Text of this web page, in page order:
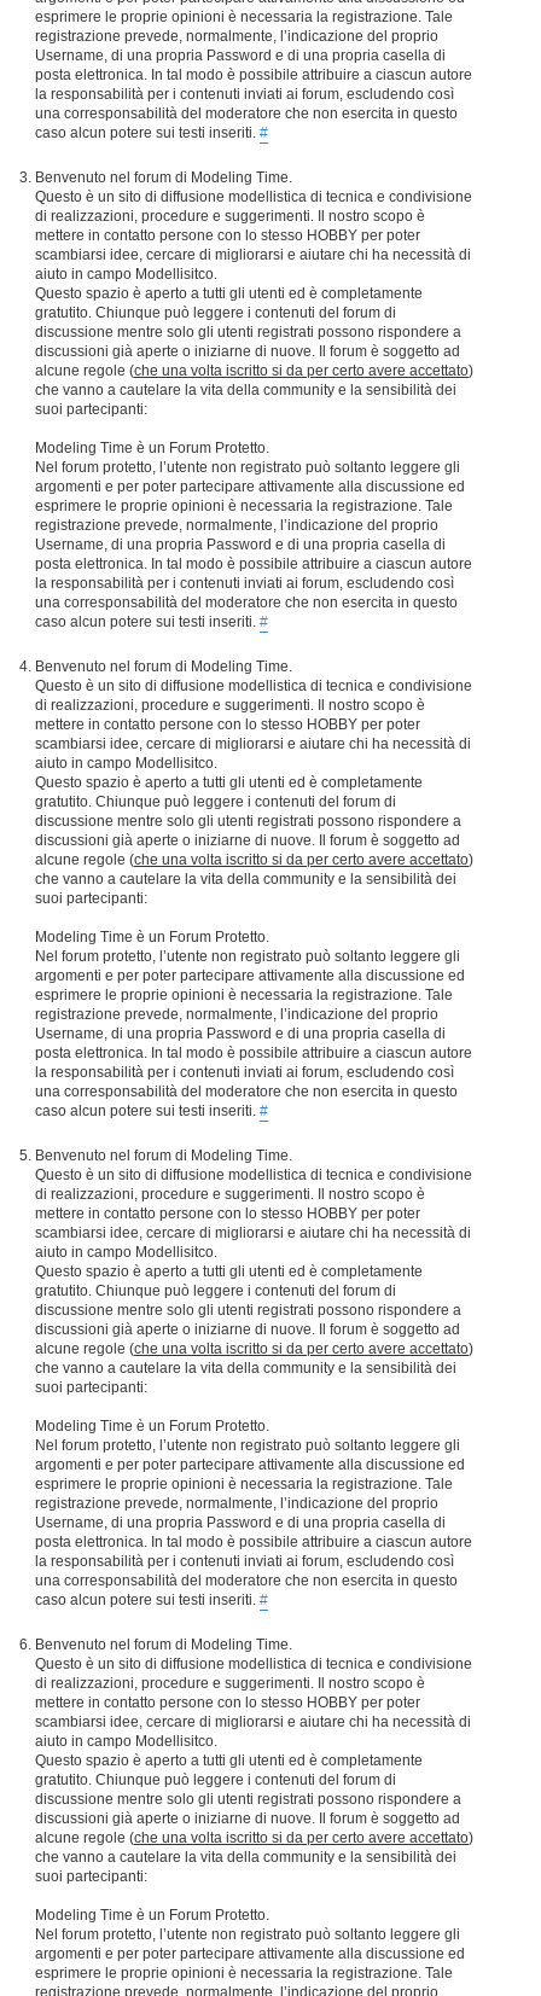
esprimere le proprie opinioni è necessaria la registrazione. Tale
registrazione prevede, normalmente, l’indicazione del proprio
Username, di una propria Password e di una propria casella di
posta elettronica. In tal modo è possibile attribuire a ciascun autore
la responsabilità per i contenuti inviati ai forum, escludendo così
una corresponsabilità del moderatore che non esercita in questo
caso alcun potere sui testi inseriti. #
Benvenuto nel forum di Modeling Time.
Questo è un sito di diffusione modellistica di tecnica e condivisione
di realizzazioni, procedure e suggerimenti. Il nostro scopo è
mettere in contatto persone con lo stesso HOBBY per poter
scambiarsi idee, cercare di migliorarsi e aiutare chi ha necessità di
aiuto in campo Modellisitco.
Questo spazio è aperto a tutti gli utenti ed è completamente
gratutito. Chiunque può leggere i contenuti del forum di
discussione mentre solo gli utenti registrati possono rispondere a
discussioni già aperte o iniziarne di nuove. Il forum è soggetto ad
alcune regole (che una volta iscritto si da per certo avere accettato)
che vanno a cautelare la vita della community e la sensibilità dei
suoi partecipanti:
Modeling Time è un Forum Protetto.
Nel forum protetto, l’utente non registrato può soltanto leggere gli
argomenti e per poter partecipare attivamente alla discussione ed
esprimere le proprie opinioni è necessaria la registrazione. Tale
registrazione prevede, normalmente, l’indicazione del proprio
Username, di una propria Password e di una propria casella di
posta elettronica. In tal modo è possibile attribuire a ciascun autore
la responsabilità per i contenuti inviati ai forum, escludendo così
una corresponsabilità del moderatore che non esercita in questo
caso alcun potere sui testi inseriti. #
Benvenuto nel forum di Modeling Time.
Questo è un sito di diffusione modellistica di tecnica e condivisione
di realizzazioni, procedure e suggerimenti. Il nostro scopo è
mettere in contatto persone con lo stesso HOBBY per poter
scambiarsi idee, cercare di migliorarsi e aiutare chi ha necessità di
aiuto in campo Modellisitco.
Questo spazio è aperto a tutti gli utenti ed è completamente
gratutito. Chiunque può leggere i contenuti del forum di
discussione mentre solo gli utenti registrati possono rispondere a
discussioni già aperte o iniziarne di nuove. Il forum è soggetto ad
alcune regole (che una volta iscritto si da per certo avere accettato)
che vanno a cautelare la vita della community e la sensibilità dei
suoi partecipanti:
Modeling Time è un Forum Protetto.
Nel forum protetto, l’utente non registrato può soltanto leggere gli
argomenti e per poter partecipare attivamente alla discussione ed
esprimere le proprie opinioni è necessaria la registrazione. Tale
registrazione prevede, normalmente, l’indicazione del proprio
Username, di una propria Password e di una propria casella di
posta elettronica. In tal modo è possibile attribuire a ciascun autore
la responsabilità per i contenuti inviati ai forum, escludendo così
una corresponsabilità del moderatore che non esercita in questo
caso alcun potere sui testi inseriti. #
Benvenuto nel forum di Modeling Time.
Questo è un sito di diffusione modellistica di tecnica e condivisione
di realizzazioni, procedure e suggerimenti. Il nostro scopo è
mettere in contatto persone con lo stesso HOBBY per poter
scambiarsi idee, cercare di migliorarsi e aiutare chi ha necessità di
aiuto in campo Modellisitco.
Questo spazio è aperto a tutti gli utenti ed è completamente
gratutito. Chiunque può leggere i contenuti del forum di
discussione mentre solo gli utenti registrati possono rispondere a
discussioni già aperte o iniziarne di nuove. Il forum è soggetto ad
alcune regole (che una volta iscritto si da per certo avere accettato)
che vanno a cautelare la vita della community e la sensibilità dei
suoi partecipanti:
Modeling Time è un Forum Protetto.
Nel forum protetto, l’utente non registrato può soltanto leggere gli
argomenti e per poter partecipare attivamente alla discussione ed
esprimere le proprie opinioni è necessaria la registrazione. Tale
registrazione prevede, normalmente, l’indicazione del proprio
Username, di una propria Password e di una propria casella di
posta elettronica. In tal modo è possibile attribuire a ciascun autore
la responsabilità per i contenuti inviati ai forum, escludendo così
una corresponsabilità del moderatore che non esercita in questo
caso alcun potere sui testi inseriti. #
Benvenuto nel forum di Modeling Time.
Questo è un sito di diffusione modellistica di tecnica e condivisione
di realizzazioni, procedure e suggerimenti. Il nostro scopo è
mettere in contatto persone con lo stesso HOBBY per poter
scambiarsi idee, cercare di migliorarsi e aiutare chi ha necessità di
aiuto in campo Modellisitco.
Questo spazio è aperto a tutti gli utenti ed è completamente
gratutito. Chiunque può leggere i contenuti del forum di
discussione mentre solo gli utenti registrati possono rispondere a
discussioni già aperte o iniziarne di nuove. Il forum è soggetto ad
alcune regole (che una volta iscritto si da per certo avere accettato)
che vanno a cautelare la vita della community e la sensibilità dei
suoi partecipanti:
Modeling Time è un Forum Protetto.
Nel forum protetto, l’utente non registrato può soltanto leggere gli
argomenti e per poter partecipare attivamente alla discussione ed
esprimere le proprie opinioni è necessaria la registrazione. Tale
registrazione prevede, normalmente, l’indicazione del proprio